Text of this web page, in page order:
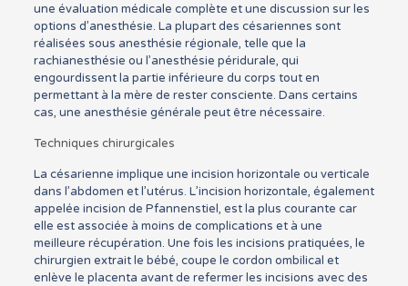
une évaluation médicale complète et une discussion sur les
options d’anesthésie. La plupart des césariennes sont
réalisées sous anesthésie régionale, telle que la
rachianesthésie ou l’anesthésie péridurale, qui
engourdissent la partie inférieure du corps tout en
permettant à la mère de rester consciente. Dans certains
cas, une anesthésie générale peut être nécessaire.
Techniques chirurgicales
La césarienne implique une incision horizontale ou verticale
dans l’abdomen et l’utérus. L’incision horizontale, également
appelée incision de Pfannenstiel, est la plus courante car
elle est associée à moins de complications et à une
meilleure récupération. Une fois les incisions pratiquées, le
chirurgien extrait le bébé, coupe le cordon ombilical et
enlève le placenta avant de refermer les incisions avec des